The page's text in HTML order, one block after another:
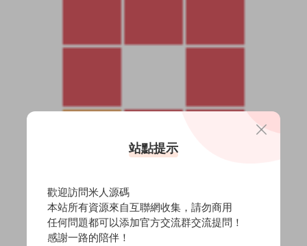
站點提示
歡迎訪問米人源碼
本站所有資源來自互聯網收集，請勿商用
任何問題都可以添加官方交流群交流提問！
感謝一路的陪伴！